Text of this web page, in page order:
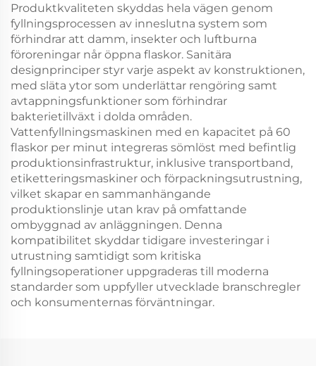
Produktkvaliteten skyddas hela vägen genom
fyllningsprocessen av inneslutna system som
förhindrar att damm, insekter och luftburna
föroreningar når öppna flaskor. Sanitära
designprinciper styr varje aspekt av konstruktionen,
med släta ytor som underlättar rengöring samt
avtappningsfunktioner som förhindrar
bakterietillväxt i dolda områden.
Vattenfyllningsmaskinen med en kapacitet på 60
flaskor per minut integreras sömlöst med befintlig
produktionsinfrastruktur, inklusive transportband,
etiketteringsmaskiner och förpackningsutrustning,
vilket skapar en sammanhängande
produktionslinje utan krav på omfattande
ombyggnad av anläggningen. Denna
kompatibilitet skyddar tidigare investeringar i
utrustning samtidigt som kritiska
fyllningsoperationer uppgraderas till moderna
standarder som uppfyller utvecklade branschregler
och konsumenternas förväntningar.